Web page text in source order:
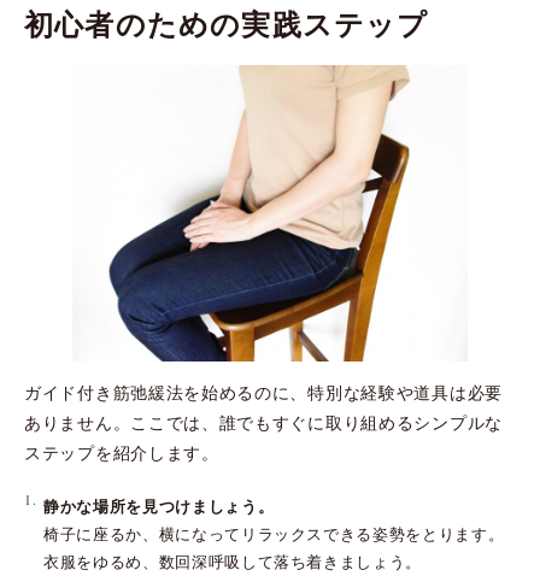
初心者のための実践ステップ
ガイド付き筋弛緩法を始めるのに、特別な経験や道具は必要
ありません。ここでは、誰でもすぐに取り組めるシンプルな
ステップを紹介します。
静かな場所を見つけましょう。
椅子に座るか、横になってリラックスできる姿勢をとります。
衣服をゆるめ、数回深呼吸して落ち着きましょう。